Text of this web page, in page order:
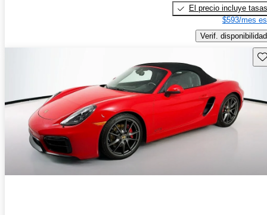
El precio incluye tasas
$593/mes
Verif. disponibilidad